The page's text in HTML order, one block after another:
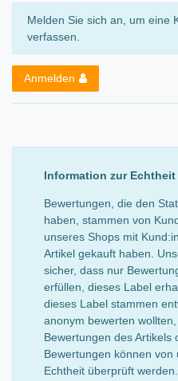
Melden Sie sich an, um eine
verfassen.
Anmelden
Information zur
Bewertungen, die den
haben, stammen von
unseres Shops mit
Artikel gekauft haben.
sicher, dass nur
erfüllen, dieses Label
dieses Label stammen
anonym bewerten
Bewertungen des Artikels
Bewertungen können
Echtheit überprüft werden.